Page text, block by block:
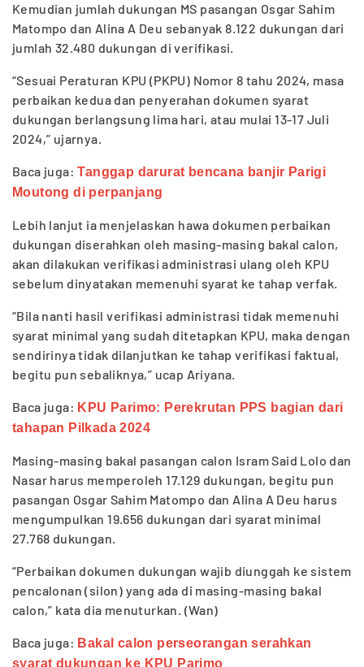
Kemudian jumlah dukungan MS pasangan Osgar Sahim
Matompo dan Alina A Deu sebanyak 8.122 dukungan dari
jumlah 32.480 dukungan di verifikasi.
“Sesuai Peraturan KPU (PKPU) Nomor 8 tahu 2024, masa
perbaikan kedua dan penyerahan dokumen syarat
dukungan berlangsung lima hari, atau mulai 13-17 Juli
2024,” ujarnya.
Baca juga:Tanggap darurat bencana banjir Parigi
Moutong di perpanjang
Lebih lanjut ia menjelaskan hawa dokumen perbaikan
dukungan diserahkan oleh masing-masing bakal calon,
akan dilakukan verifikasi administrasi ulang oleh KPU
sebelum dinyatakan memenuhi syarat ke tahap verfak.
“Bila nanti hasil verifikasi administrasi tidak memenuhi
syarat minimal yang sudah ditetapkan KPU, maka dengan
sendirinya tidak dilanjutkan ke tahap verifikasi faktual,
begitu pun sebaliknya,” ucap Ariyana.
Baca juga: KPU Parimo: Perekrutan PPS bagian dari
tahapan Pilkada 2024
Masing-masing bakal pasangan calon Isram Said Lolo dan
Nasar harus memperoleh 17.129 dukungan, begitu pun
pasangan Osgar Sahim Matompo dan Alina A Deu harus
mengumpulkan 19.656 dukungan dari syarat minimal
27.768 dukungan.
“Perbaikan dokumen dukungan wajib diunggah ke sistem
pencalonan (silon) yang ada di masing-masing bakal
calon,” kata dia menuturkan. (Wan)
Baca juga: Bakal calon perseorangan serahkan
syarat dukungan ke KPU Parimo